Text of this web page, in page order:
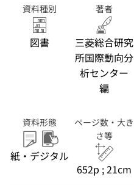
資料種別
図書
著者
三菱総合研究
所国際動向分
析センター
編
資料形態
紙・デジタル
ページ数・大き
さ等
652p ; 21cm